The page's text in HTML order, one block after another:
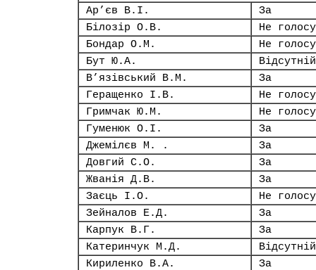
Ар’єв В.І.
За
Білозір О.В.
Не
Бондар О.М.
Не
Бут Ю.А.
Відсутній
В’язівський В.М.
За
Геращенко І.В.
Не
Гримчак Ю.М.
Не
Гуменюк О.І.
За
Джемілєв М. .
За
Довгий С.О.
За
Жванія Д.В.
За
Заєць І.О.
Не
Зейналов Е.Д.
За
Карпук В.Г.
За
Катеринчук М.Д.
Відсутній
Кириленко В.А.
За